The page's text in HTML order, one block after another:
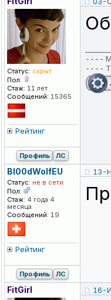
Статус: скрыт
Пол:
Стаж: 11 лет
Сообщений: 15365
Рейтинг
----
----
Профиль ЛС
Bl00dWolfEU
Статус: не в сети
Пол:
Стаж: 4 года 4
месяца
Сообщений: 19
Рейтинг
13-
Профиль ЛС
FitGirl 16-